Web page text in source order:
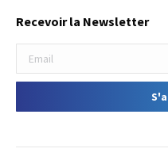
Recevoir la Newsletter